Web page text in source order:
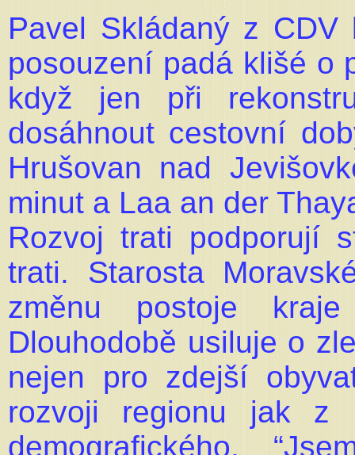
Pavel Skládaný z
posouzení padá klišé o
když jen při
dosáhnout cestovní
Hrušovan nad
minut a Laa an der
Rozvoj trati podporují
trati. Starosta
změnu postoje
Dlouhodobě usiluje o
nejen pro zdejší
rozvoji regionu jak z
demografického.